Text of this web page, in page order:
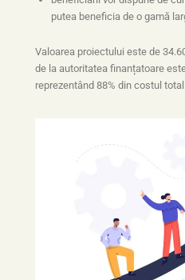
putea beneficia de o gamă
Valoarea proiectului este de
de la autoritatea finanțatoare
reprezentând 88% din costul